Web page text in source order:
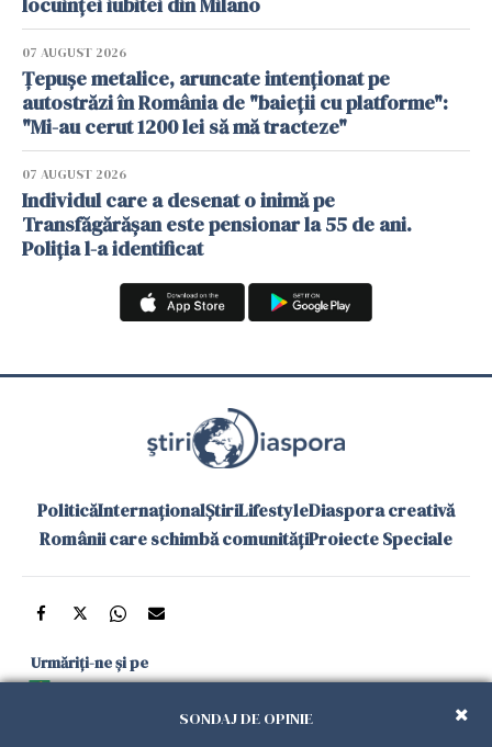
07 AUGUST 2026
Țepușe metalice, aruncate intenționat pe
autostrăzi în România de "baieții cu platforme":
"Mi-au cerut 1200 lei să mă tracteze"
07 AUGUST 2026
Individul care a desenat o inimă pe
Transfăgărășan este pensionar la 55 de ani.
Poliția l-a identificat
PoliticăInternaționalȘtiriLifestyleDiaspora creativă
Românii care schimbă comunitățiProiecte Speciale
Urmăriți-ne și pe
și în aplicațiile mobileSONDAJ DE OPINIE